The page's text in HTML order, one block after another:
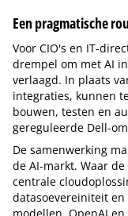
Een pragmatische
Voor CIO's en IT-
drempel om met AI
verlaagd. In plaats
integraties, kunnen
bouwen, testen en
gereguleerde Dell-
De samenwerking
de AI-markt. Waar
centrale
datasoevereiniteit